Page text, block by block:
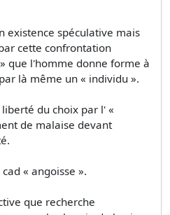
existence spéculative mais
cette confrontation
que l'homme donne forme à
là même un « individu ».
du choix par l' «
de malaise devant
« angoisse ».
que recherche